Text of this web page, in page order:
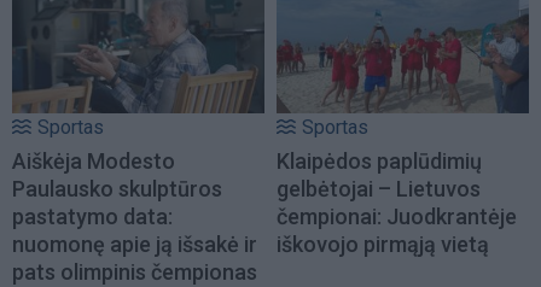
Sportas
Aiškėja Modesto
Paulausko skulptūros
pastatymo data:
nuomonę apie ją išsakė ir
pats olimpinis čempionas
Sportas
Klaipėdos paplūdimių
gelbėtojai – Lietuvos
čempionai: Juodkrantėje
iškovojo pirmąją vietą